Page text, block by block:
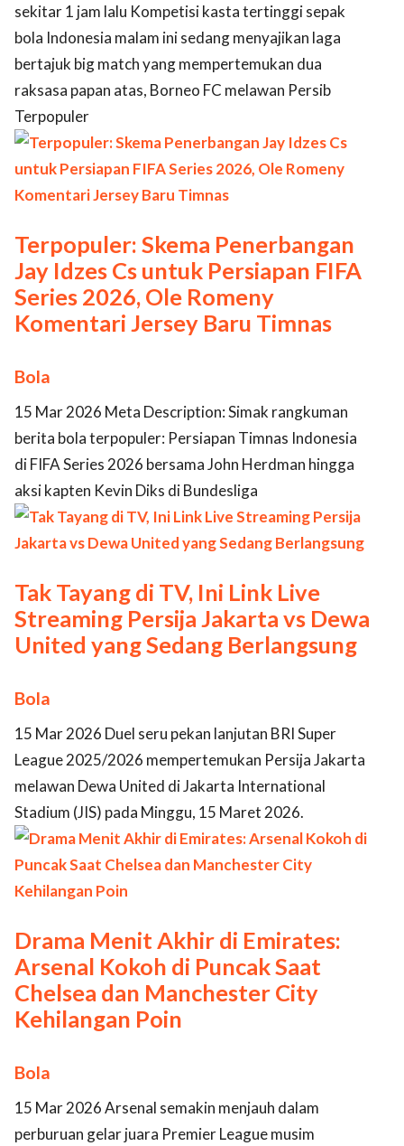
sekitar 1 jam lalu Kompetisi kasta tertinggi sepak
bola Indonesia malam ini sedang menyajikan laga
bertajuk big match yang mempertemukan dua
raksasa papan atas, Borneo FC melawan Persib
Terpopuler
Terpopuler: Skema Penerbangan
Jay Idzes Cs untuk Persiapan FIFA
Series 2026, Ole Romeny
Komentari Jersey Baru Timnas
Bola
15 Mar 2026 Meta Description: Simak rangkuman
berita bola terpopuler: Persiapan Timnas Indonesia
di FIFA Series 2026 bersama John Herdman hingga
aksi kapten Kevin Diks di Bundesliga
Tak Tayang di TV, Ini Link Live
Streaming Persija Jakarta vs Dewa
United yang Sedang Berlangsung
Bola
15 Mar 2026 Duel seru pekan lanjutan BRI Super
League 2025/2026 mempertemukan Persija Jakarta
melawan Dewa United di Jakarta International
Stadium (JIS) pada Minggu, 15 Maret 2026.
Drama Menit Akhir di Emirates:
Arsenal Kokoh di Puncak Saat
Chelsea dan Manchester City
Kehilangan Poin
Bola
15 Mar 2026 Arsenal semakin menjauh dalam
perburuan gelar juara Premier League musim